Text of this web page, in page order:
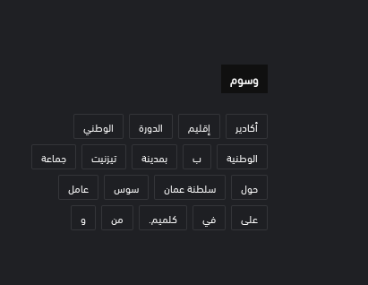
وسوم
أكادير إقليم الدورة
الوطني
الوطنية
ب بمدينة تيزنيت
جماعة
حول
سلطنة عمان سوس
عامل
على
في كلميم. من و